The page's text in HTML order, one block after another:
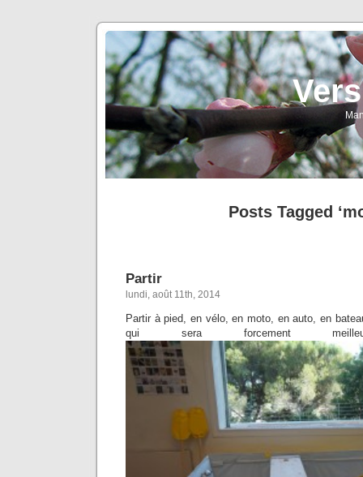
Posts Tagged
Partir
lundi, août 11th, 2014
Partir à pied, en vélo, en moto, en auto, en
qui sera forcement